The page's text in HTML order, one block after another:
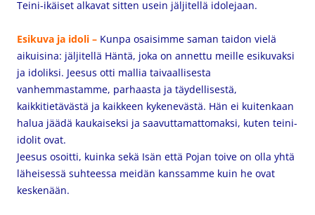
Teini-ikäiset alkavat sitten usein jäljitellä idolejaan.
Esikuva ja idoli – Kunpa osaisimme saman taidon vielä
aikuisina: jäljitellä Häntä, joka on annettu meille esikuvaksi
ja idoliksi. Jeesus otti mallia taivaallisesta
vanhemmastamme, parhaasta ja täydellisestä,
kaikkitietävästä ja kaikkeen kykenevästä. Hän ei kuitenkaan
halua jäädä kaukaiseksi ja saavuttamattomaksi, kuten teini-
idolit ovat.
Jeesus osoitti, kuinka sekä Isän että Pojan toive on olla yhtä
läheisessä suhteessa meidän kanssamme kuin he ovat
keskenään.